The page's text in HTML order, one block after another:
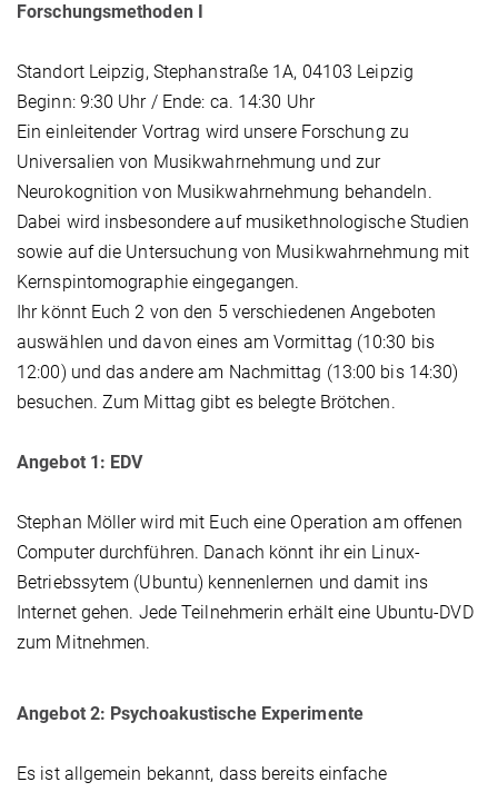
Forschungsmethoden I
Standort Leipzig, Stephanstraße 1A, 04103 Leipzig
Beginn: 9:30 Uhr / Ende: ca. 14:30 Uhr
Ein einleitender Vortrag wird unsere Forschung zu
Universalien von Musikwahrnehmung und zur
Neurokognition von Musikwahrnehmung behandeln.
Dabei wird insbesondere auf musikethnologische Studien
sowie auf die Untersuchung von Musikwahrnehmung mit
Kernspintomographie eingegangen.
Ihr könnt Euch 2 von den 5 verschiedenen Angeboten
auswählen und davon eines am Vormittag (10:30 bis
12:00) und das andere am Nachmittag (13:00 bis 14:30)
besuchen. Zum Mittag gibt es belegte Brötchen.
Angebot 1: EDV
Stephan Möller wird mit Euch eine Operation am offenen
Computer durchführen. Danach könnt ihr ein Linux-
Betriebssytem (Ubuntu) kennenlernen und damit ins
Internet gehen. Jede Teilnehmerin erhält eine Ubuntu-DVD
zum Mitnehmen.
Angebot 2: Psychoakustische Experimente
Es ist allgemein bekannt, dass bereits einfache